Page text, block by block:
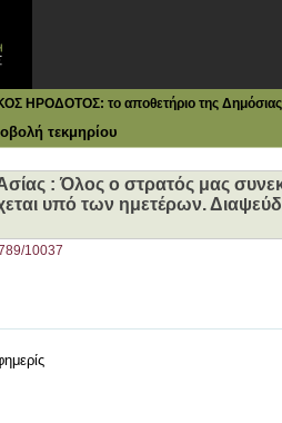
διαφωνία Γούναρη και Στράτου
ΗΡΟΔΟΤΟΣ: το αποθετήριο της Δημόσιας
τεκμηρίου
Ασίας : Όλος ο στρατός μας
υπό των ημετέρων.
10037